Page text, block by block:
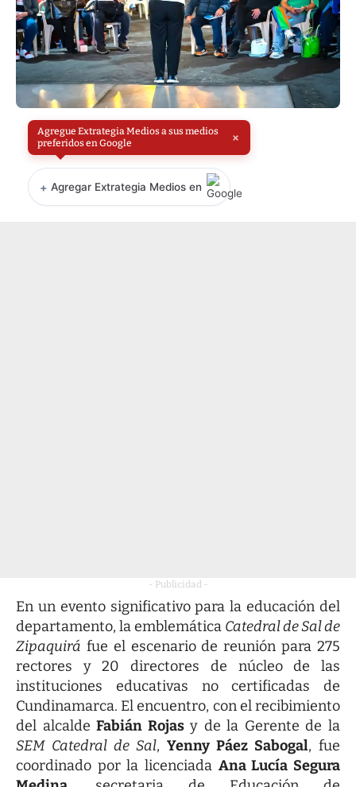
Agregue Extrategia Medios a sus medios
preferidos en Google
×
+ Agregar Extrategia Medios en
- Publicidad -
En un evento significativo para la educación del
departamento, la emblemática Catedral de Sal de
Zipaquirá fue el escenario de reunión para 275
rectores y 20 directores de núcleo de las
instituciones educativas no certificadas de
Cundinamarca. El encuentro, con el recibimiento
del alcaldeFabián Rojasy de la Gerente de la
SEM Catedral de Sal, Yenny Páez Sabogal, fue
coordinado por la licenciada Ana Lucía Segura